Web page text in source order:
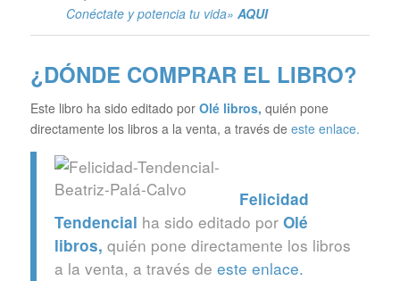
Conéctate y potencia tu vida» AQUI
¿DÓNDE COMPRAR EL LIBRO?
Este libro ha sido editado por Olé libros, quién pone
directamente los libros a la venta, a través de este enlace.
Felicidad
Tendencial ha sido editado por Olé
libros, quién pone directamente los libros
a la venta, a través de este enlace.